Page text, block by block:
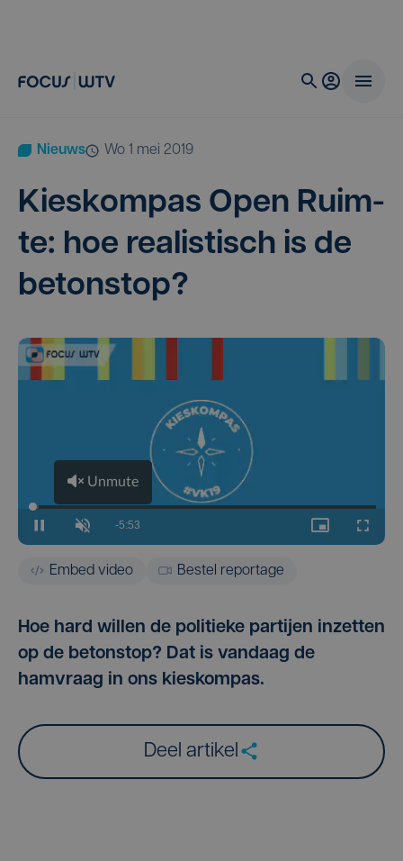
Nieuws wo 1 mei 2019
Kies­kom­pas Open Ruim­
te: hoe rea­lis­tisch is de
betonstop?
Embed video Bestel reportage
Hoe hard willen de politieke partijen inzetten
op de betonstop? Dat is vandaag de
hamvraag in ons kieskompas.
Deel artikel